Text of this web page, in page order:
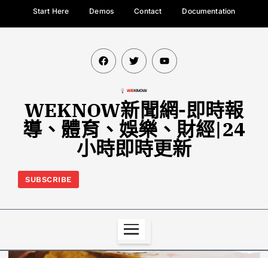
Start Here Demos Contact Documentation
WEKNOW新聞網-即時報
導、體育、娛樂、財經|24
小時即時更新
SUBSCRIBE